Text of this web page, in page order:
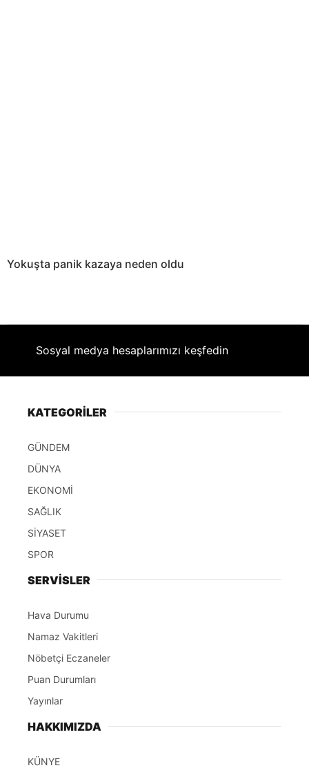
Yokuşta panik kazaya neden oldu
Sosyal medya hesaplarımızı keşfedin
KATEGORİLER
GÜNDEM
DÜNYA
EKONOMİ
SAĞLIK
SİYASET
SPOR
SERVİSLER
Hava Durumu
Namaz Vakitleri
Nöbetçi Eczaneler
Puan Durumları
Yayınlar
HAKKIMIZDA
KÜNYE